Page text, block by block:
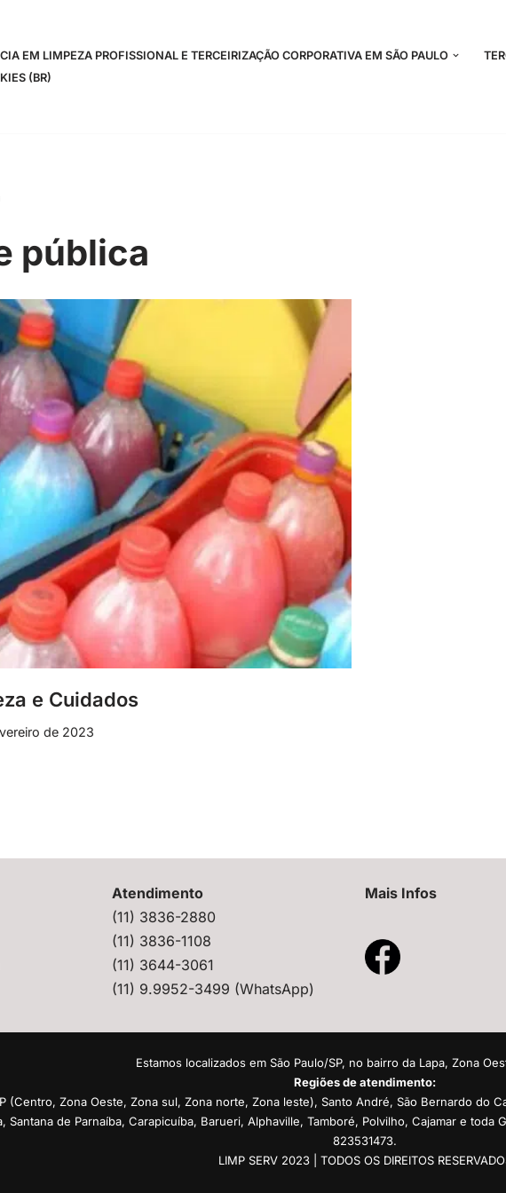
EM LIMPEZA PROFISSIONAL E TERCEIRIZAÇÃO CORPORATIVA EM SÃO PAULO
(BR)
pública
e Cuidados
de 2023
Atendimento
(11) 3836-2880
(11) 3836-1108
(11) 3644-3061
(11) 9.9952-3499 (WhatsApp)
Mais Infos
Estamos localizados em São Paulo/SP, no bairro da Lapa, Zona
Regiões de atendimento:
(Centro, Zona Oeste, Zona sul, Zona norte, Zona leste), Santo André, São Bernardo do
Santana de Parnaíba, Carapicuíba, Barueri, Alphaville, Tamboré, Polvilho, Cajamar e toda
823531473.
LIMP SERV 2023 | TODOS OS DIREITOS